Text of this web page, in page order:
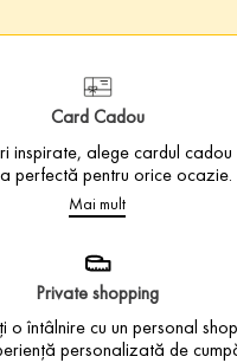
Card Cadou
inspirate, alege cardul cadou
perfectă pentru orice ocazie.
Mai mult
Private shopping
o întâlnire cu un personal
personalizată de